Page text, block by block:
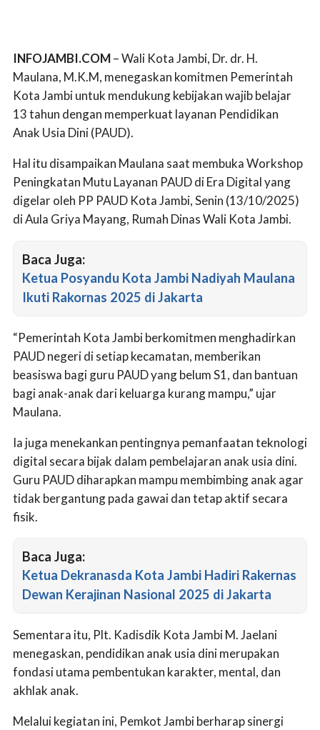
INFOJAMBI.COM– Wali Kota Jambi, Dr. dr. H.
Maulana, M.K.M, menegaskan komitmen Pemerintah
Kota Jambi untuk mendukung kebijakan wajib belajar
13 tahun dengan memperkuat layanan Pendidikan
Anak Usia Dini (PAUD).
Hal itu disampaikan Maulana saat membuka Workshop
Peningkatan Mutu Layanan PAUD di Era Digital yang
digelar oleh PP PAUD Kota Jambi, Senin (13/10/2025)
di Aula Griya Mayang, Rumah Dinas Wali Kota Jambi.
Baca Juga:
Ketua Posyandu Kota Jambi Nadiyah Maulana
Ikuti Rakornas 2025 di Jakarta
“Pemerintah Kota Jambi berkomitmen menghadirkan
PAUD negeri di setiap kecamatan, memberikan
beasiswa bagi guru PAUD yang belum S1, dan bantuan
bagi anak-anak dari keluarga kurang mampu,” ujar
Maulana.
Ia juga menekankan pentingnya pemanfaatan teknologi
digital secara bijak dalam pembelajaran anak usia dini.
Guru PAUD diharapkan mampu membimbing anak agar
tidak bergantung pada gawai dan tetap aktif secara
fisik.
Baca Juga:
Ketua Dekranasda Kota Jambi Hadiri Rakernas
Dewan Kerajinan Nasional 2025 di Jakarta
Sementara itu, Plt. Kadisdik Kota Jambi M. Jaelani
menegaskan, pendidikan anak usia dini merupakan
fondasi utama pembentukan karakter, mental, dan
akhlak anak.
Melalui kegiatan ini, Pemkot Jambi berharap sinergi